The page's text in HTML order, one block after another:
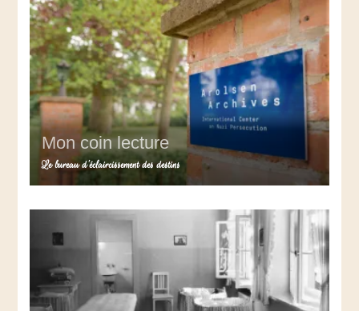
Mon coin lecture
Le bureau d’éclaircissement des destins